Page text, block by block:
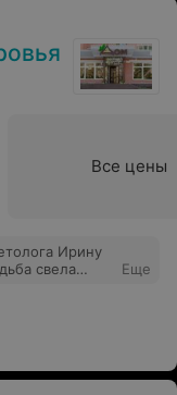
и
Все цены
Ирину
свела
моя кожа
soy soy
кожа
руки - просто
Еще